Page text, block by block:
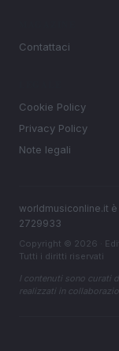
Contattaci
Cookie Policy
Privacy Policy
Note legali
worldmusiconline.it è
2729933
Copyright © 2026 ·
Tutti i diritti riservati
I contenuti sono curati
realizzati in